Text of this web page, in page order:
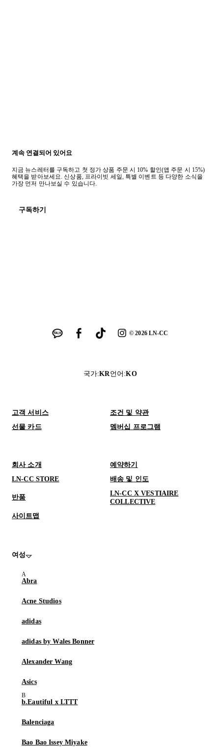
계속 연결되어 있어요
지금 뉴스레터를 구독하고 첫 정가 상품 주문 시 10% 할인(앱 주문 시 15%)
혜택을 받아보세요. 신상품, 프라이빗 세일, 특별 이벤트 등 다양한 소식을
가장 먼저 만나보실 수 있습니다.
구독하기
©2026LN-CC
국가:KR 언어 :KO
고객 서비스
조건 및 약관
선물 카드
멤버십 프로그램
회사 소개
예약하기
LN-CC STORE
배송 및 인도
반품
LN-CC X VESTIAIRE
COLLECTIVE
사이트맵
여성
Abra
Acne Studios
adidas
adidas by Wales Bonner
Alexander Wang
Asics
b.Eautiful x LTTT
Balenciaga
Bao Bao Issey Miyake